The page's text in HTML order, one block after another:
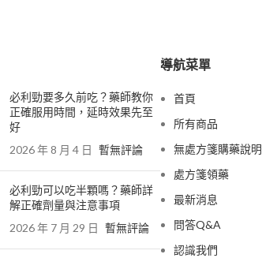
必利勁要多久前吃？藥師教你
正確服用時間，延時效果先至
好
2026 年 8 月 4 日 暫無評論
必利勁可以吃半顆嗎？藥師詳
解正確劑量與注意事項
2026 年 7 月 29 日 暫無評論
導航菜單
首頁
所有商品
無處方箋購藥說明
處方箋領藥
最新消息
問答Q&A
認識我們